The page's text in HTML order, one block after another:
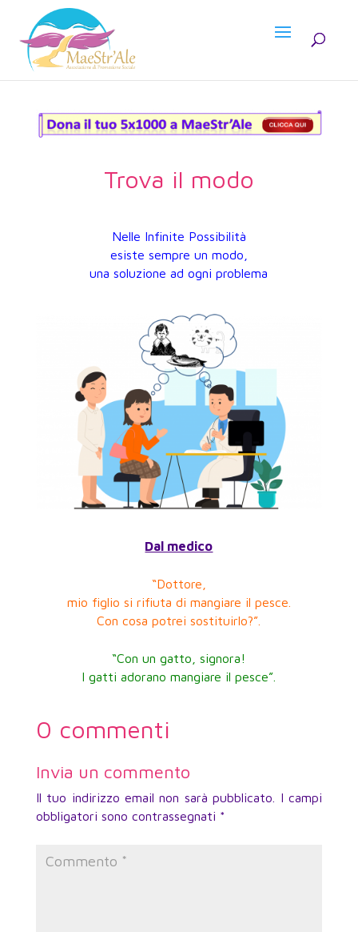
Trova il modo
Nelle Infinite Possibilità
esiste sempre un modo,
una soluzione ad ogni problema
Dal medico
“Dottore,
mio figlio si rifiuta di mangiare il pesce.
Con cosa potrei sostituirlo?”.
“Con un gatto, signora!
I gatti adorano mangiare il pesce”.
0 commenti
Invia un commento
Il tuo indirizzo email non sarà pubblicato.
I campi
obbligatori sono contrassegnati *